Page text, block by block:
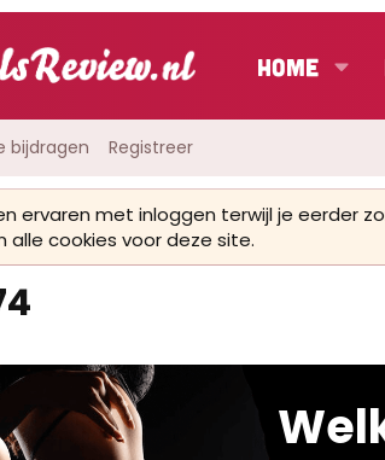
Home
bijdragen Registreer
ervaren met inloggen terwijl je eerder
alle cookies voor deze site.